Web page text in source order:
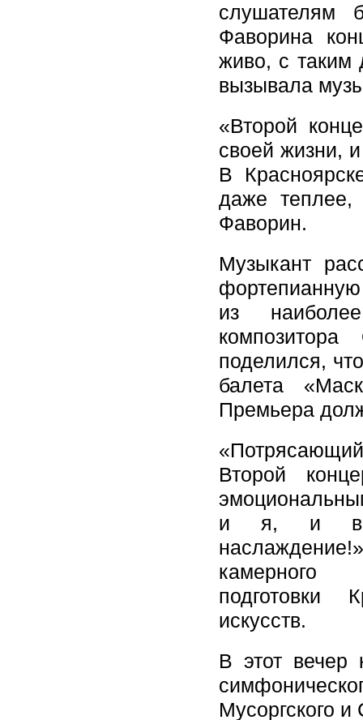
слушателям
Фаворина
живо, с таким
вызывала
«Второй
своей жизни,
В
даже
Фаворин.
Музыкант
из
поделился,
балета
Премьера
Второй
и я, и все
подготовки
искусств.
В этот вечер
Мусоргского